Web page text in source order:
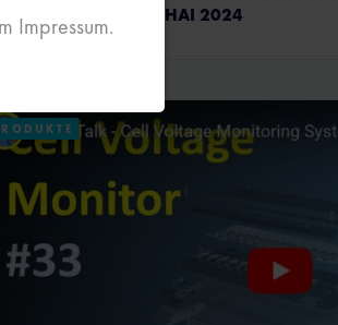
SHANGHAI 2024
Impressum.